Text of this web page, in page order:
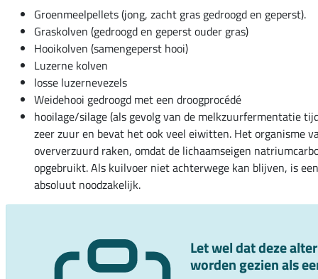
Groenmeelpellets (jong, zacht gras gedroogd en geperst).
Graskolven (gedroogd en geperst ouder gras)
Hooikolven (samengeperst hooi)
Luzerne kolven
losse luzernevezels
Weidehooi gedroogd met een droogprocédé
hooilage/silage (als gevolg van de melkzuurfermentatie
zeer zuur en bevat het ook veel eiwitten. Het organisme
oververzuurd raken, omdat de lichaamseigen
opgebruikt. Als kuilvoer niet achterwege kan blijven, is
absoluut noodzakelijk.
Let wel dat deze
worden gezien als